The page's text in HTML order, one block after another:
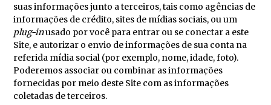
suas informações junto a terceiros, tais como agências de
informações de crédito, sites de mídias sociais, ou um
plug-inusado por você para entrar ou se conectar a este
Site, e autorizar o envio de informações de sua conta na
referida mídia social (por exemplo, nome, idade, foto).
Poderemos associar ou combinar as informações
fornecidas por meio deste Site com as informações
coletadas de terceiros.